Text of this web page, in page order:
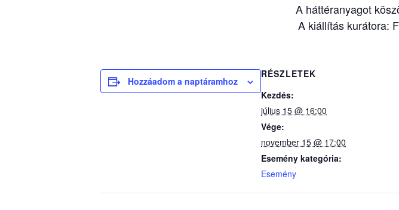
A háttéranyagot
A kiállítás kurátora:
Hozzáadom a naptáramhoz
RÉSZLETEK
Kezdés:
július 15 @ 16:00
Vége:
november 15 @ 17:00
Esemény kategória:
Esemény